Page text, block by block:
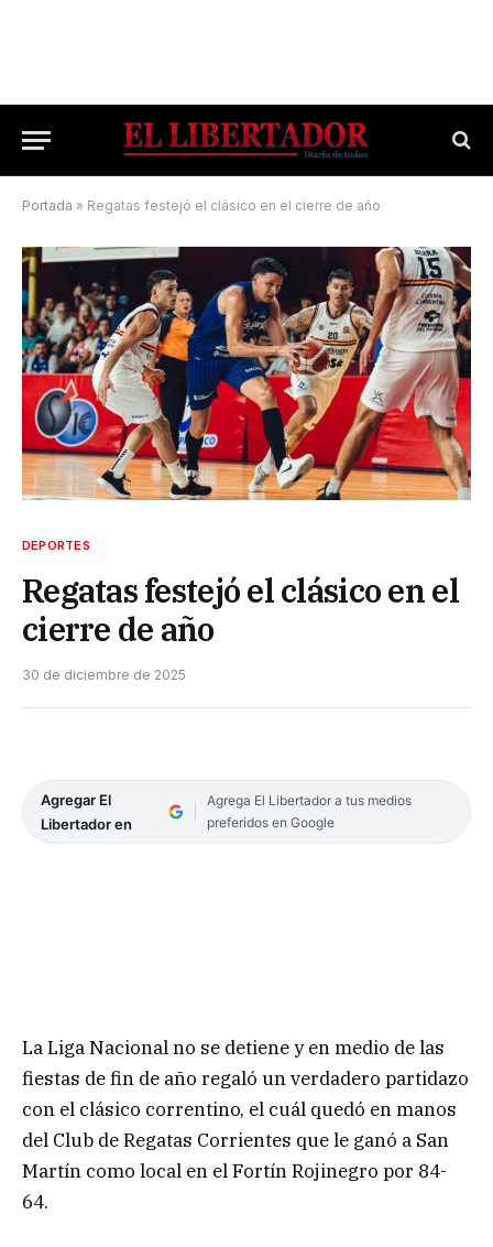
Portada » Regatas festejó el clásico en el cierre de año
DEPORTES
Regatas festejó el clásico en el
cierre de año
30 de diciembre de 2025
Agregar El
Libertador en
Agrega El Libertador a tus medios
preferidos en Google
La Liga Nacional no se detiene y en medio de las
fiestas de fin de año regaló un verdadero partidazo
con el clásico correntino, el cuál quedó en manos
del Club de Regatas Corrientes que le ganó a San
Martín como local en el Fortín Rojinegro por 84-
64.